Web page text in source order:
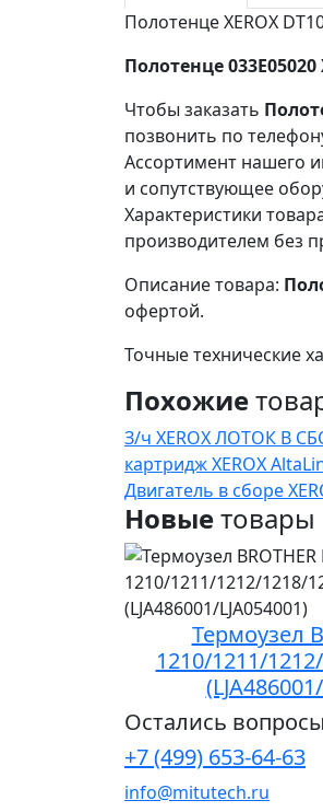
Полотенце XEROX
Полотенце 033E05020
Чтобы заказать
позвонить по
Ассортимент нашего
и сопутствующее
Характеристики
производителем без
Описание товара:
офертой.
Точные технические
Похожие
З/ч XEROX ЛОТОК В
картридж XEROX
Двигатель в сборе
Новыетовары
Термоузел
1210/1211/
Остались
+7 (499) 653-64-63
info@mitutech.ru